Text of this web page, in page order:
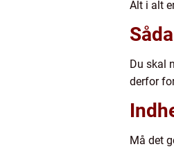
Alt i alt
Du skal
derfor
Må det